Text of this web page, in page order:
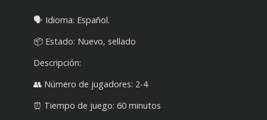
🗣️ Idioma: Español.
📦 Estado: Nuevo, sellado
Descripción:
👥 Número de jugadores: 2-4
⏰ Tiempo de juego: 60 minutos